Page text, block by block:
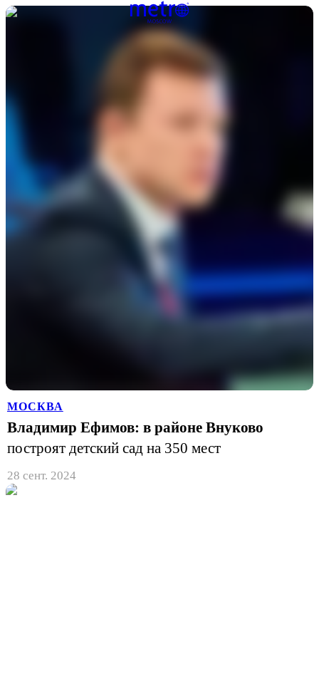
МОСКВА
Владимир Ефимов: в районе Внуково
построят детский сад на 350 мест
28 сент. 2024